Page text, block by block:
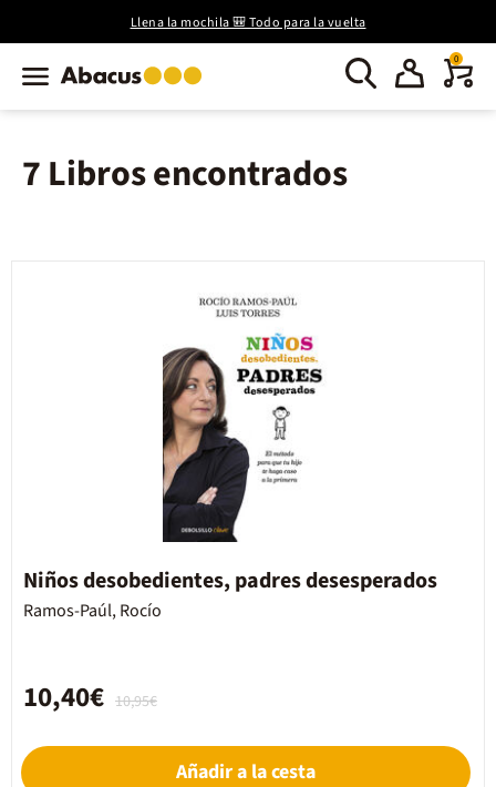
Llena la mochila 🎒 Todo para la vuelta
0
7 Libros encontrados
Niños desobedientes, padres desesperados
Ramos-Paúl, Rocío
10,95€
10,40€
Añadir a la cesta